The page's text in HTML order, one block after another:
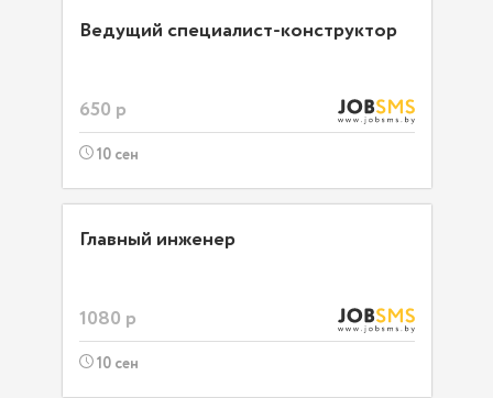
Ведущий специалист-конструктор
650 р
10 сен
Главный инженер
1080 р
10 сен